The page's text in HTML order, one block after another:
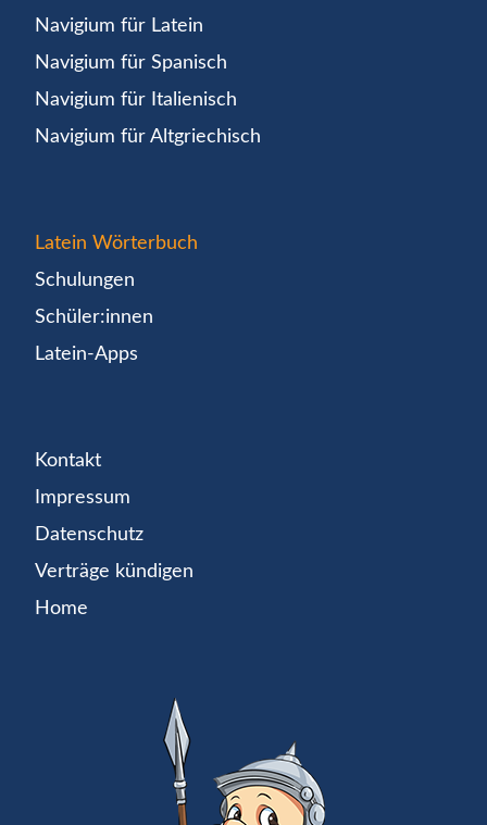
Navigium für Latein
Navigium für Spanisch
Navigium für Italienisch
Navigium für Altgriechisch
Latein Wörterbuch
Schulungen
Schüler:innen
Latein-Apps
Kontakt
Impressum
Datenschutz
Verträge kündigen
Home